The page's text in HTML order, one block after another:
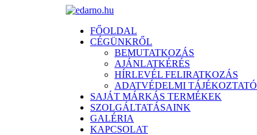
FŐOLDAL
CÉGÜNKRŐL
BEMUTATKOZÁS
AJÁNLATKÉRÉS
HÍRLEVÉL FELIRATKOZÁS
ADATVÉDELMI TÁJÉKOZTATÓ
SAJÁT MÁRKÁS TERMÉKEK
SZOLGÁLTATÁSAINK
GALÉRIA
KAPCSOLAT